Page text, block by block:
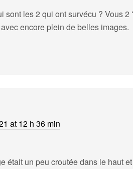
sont les 2 qui ont survécu ? Vous 2
encore plein de belles images.
at 12 h 36 min
était un peu croutée dans le haut